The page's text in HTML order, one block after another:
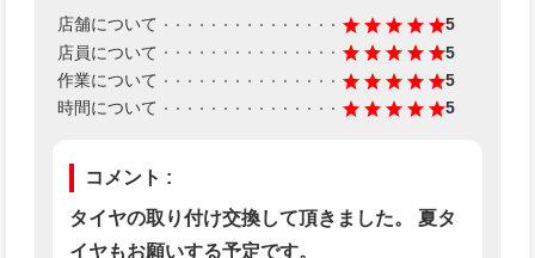
店舗について
5
店員について
5
作業について
5
時間について
5
コメント :
タイヤの取り付け交換して頂きました。 夏タ
イヤもお願いする予定です。